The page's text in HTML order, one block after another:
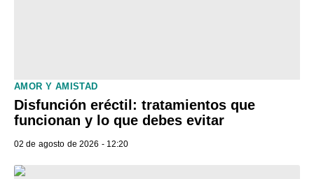
AMOR Y AMISTAD
Disfunción eréctil: tratamientos que
funcionan y lo que debes evitar
02 de agosto de 2026 - 12:20